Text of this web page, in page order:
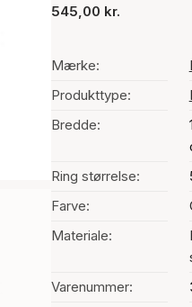
545,00 kr.
Mærke:
Produkttype:
Bredde:
Ring størrelse:
Farve:
Materiale:
Varenummer: